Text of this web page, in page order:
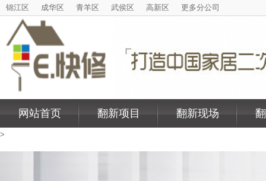
锦江区 成华区 青羊区 武侯区 高新区 更多分公司
网站首页 翻新项目 翻新现场
>